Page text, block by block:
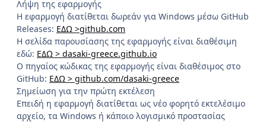
Λήψη της εφαρμογής
Η εφαρμογή διατίθεται δωρεάν για Windows μέσω GitHub
Releases: ΕΔΩ >github.com
Η σελίδα παρουσίασης της εφαρμογής είναι διαθέσιμη
εδώ: ΕΔΩ > dasaki-greece.github.io
Ο πηγαίος κώδικας της εφαρμογής είναι διαθέσιμος στο
GitHub: ΕΔΩ > github.com/dasaki-greece
Σημείωση για την πρώτη εκτέλεση
Επειδή η εφαρμογή διατίθεται ως νέο φορητό εκτελέσιμο
αρχείο, τα Windows ή κάποιο λογισμικό προστασίας